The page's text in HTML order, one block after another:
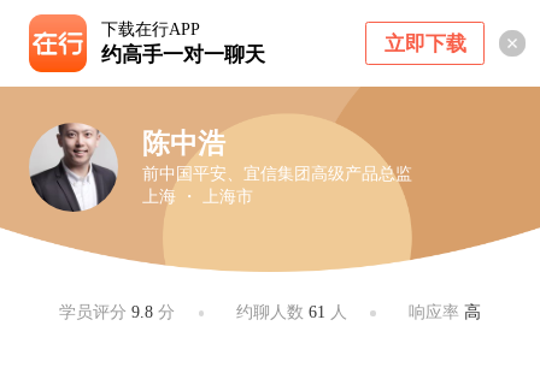
下载在行APP
约高手一对一聊天 立即下载
陈中浩
前中国平安、宜信集团高级产品总监
上海 ・ 上海市
学员评分9.8 分 约聊人数 61 人 响应率 高